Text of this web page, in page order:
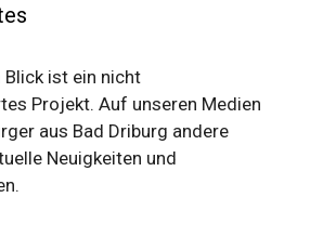
Blick ist ein nicht
Projekt. Auf unseren Medien
aus Bad Driburg andere
Neuigkeiten und